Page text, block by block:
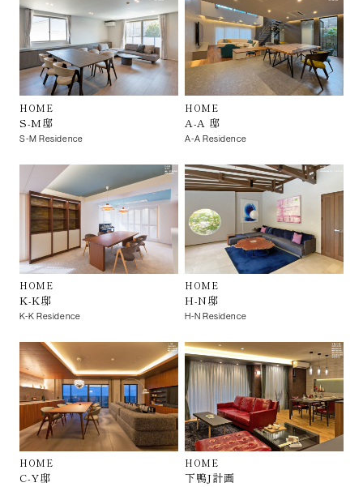
HOME
S-M邸
S-M Residence
HOME
A-A 邸
A-A Residence
HOME
K-K邸
K-K Residence
HOME
H-N邸
H-N Residence
HOME
C-Y邸
HOME
下鴨J計画